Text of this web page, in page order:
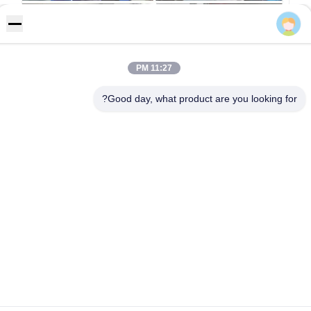
David Lee
11:27 PM
Good day, what product are you looking for?